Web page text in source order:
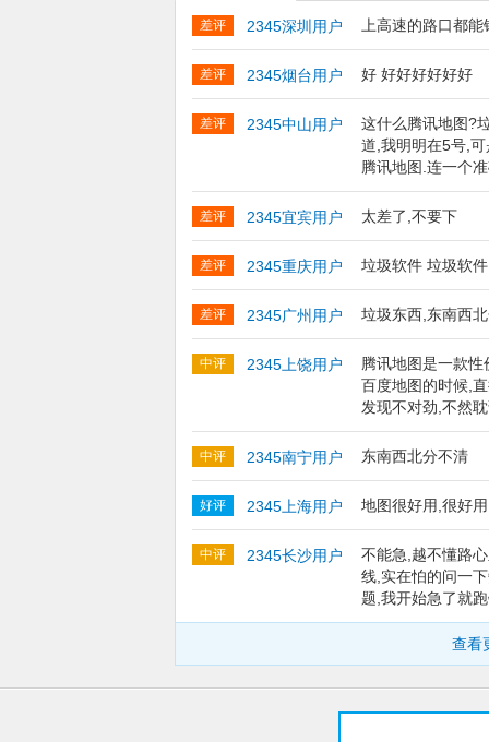
差评 2345深圳用户 上高速的路口都
差评 2345烟台用户 好 好好好好好好
差评 2345中山用户
这什么腾讯地图?
道,我明明在5号,
腾讯地图.连一个
差评 2345宜宾用户 太差了,不要下
差评 2345重庆用户 垃圾软件 垃圾软
差评 2345广州用户 垃圾东西,东南西
中评 2345上饶用户
腾讯地图是一款
百度地图的时候,
发现不对劲,不然
中评 2345南宁用户 东南西北分不清
好评 2345上海用户 地图很好用,很好
中评 2345长沙用户
不能急,越不懂路
线,实在怕的问一
题,我开始急了就
查看